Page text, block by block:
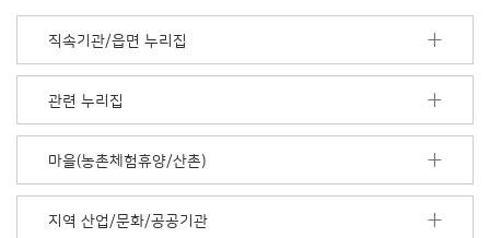
직속기관/읍면 누리집
관련 누리집
마을(농촌체험휴양/산촌)
지역 산업/문화/공공기관